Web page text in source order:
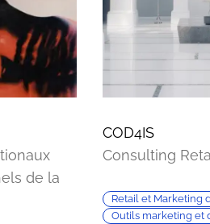
de la
COD4IS
Consulting
Retail et Marketing
Outils marketing et